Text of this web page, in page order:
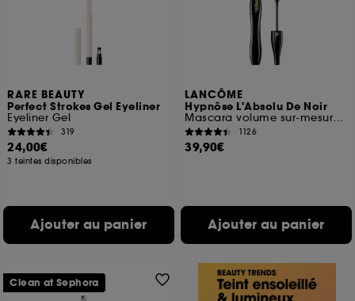
RARE BEAUTY
Perfect Strokes Gel Eyeliner
Eyeliner Gel
319
24,00€
3 teintes disponibles
Ajouter au panier
LANCÔME
Hypnôse L'Absolu De Noir
Mascara volume sur-mesure ultra noir
1126
39,90€
Ajouter au panier
Clean at Sephora